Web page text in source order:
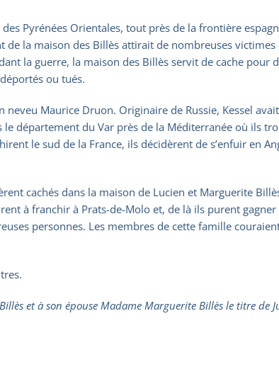
Pyrénées Orientales, tout près de la frontière
de la maison des Billès attirait de nombreuses victimes
la guerre, la maison des Billès servit de cache pour
ou tués.
Maurice Druon. Originaire de Russie, Kessel
département du Var près de la Méditerranée où ils
le sud de la France, ils décidèrent de s’enfuir en
cachés dans la maison de Lucien et Marguerite
à franchir à Prats-de-Molo et, de là ils purent gagner
personnes. Les membres de cette famille
et à son épouse Madame Marguerite Billès le titre de